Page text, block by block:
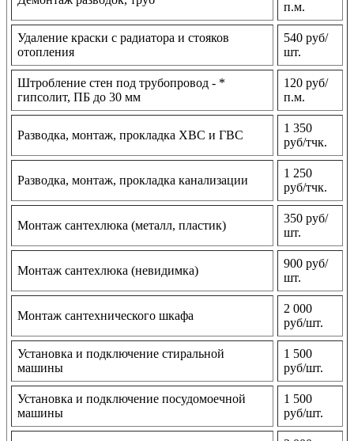
п.м.
Удаление краски с радиатора и стояков
отопления
540 руб/
шт.
Штробление стен под трубопровод - *
гипсолит, ПБ до 30 мм
120 руб/
п.м.
Разводка, монтаж, прокладка ХВС и ГВС
1 350
руб/тчк.
Разводка, монтаж, прокладка канализации
1 250
руб/тчк.
Монтаж сантехлюка (металл, пластик)
350 руб/
шт.
Монтаж сантехлюка (невидимка)
900 руб/
шт.
Монтаж сантехнического шкафа
2 000
руб/шт.
Установка и подключение стиральной
машины
1 500
руб/шт.
Установка и подключение посудомоечной
машины
1 500
руб/шт.